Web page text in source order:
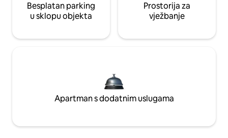
Besplatan parking
u sklopu objekta
Prostorija za
vježbanje
Apartman s dodatnim uslugama